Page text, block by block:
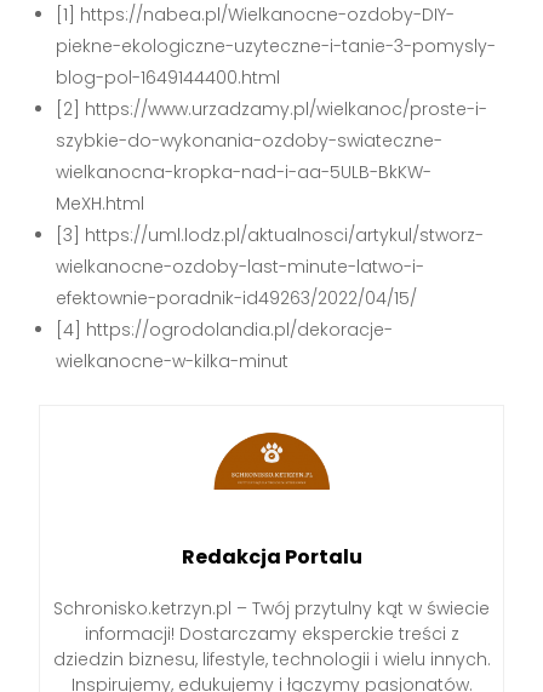
[1] https://nabea.pl/Wielkanocne-ozdoby-DIY-
piekne-ekologiczne-uzyteczne-i-tanie-3-pomysly-
blog-pol-1649144400.html
[2] https://www.urzadzamy.pl/wielkanoc/proste-i-
szybkie-do-wykonania-ozdoby-swiateczne-
wielkanocna-kropka-nad-i-aa-5ULB-BkKW-
MeXH.html
[3] https://uml.lodz.pl/aktualnosci/artykul/stworz-
wielkanocne-ozdoby-last-minute-latwo-i-
efektownie-poradnik-id49263/2022/04/15/
[4] https://ogrodolandia.pl/dekoracje-
wielkanocne-w-kilka-minut
Redakcja Portalu
Schronisko.ketrzyn.pl – Twój przytulny kąt w świecie
informacji! Dostarczamy eksperckie treści z
dziedzin biznesu, lifestyle, technologii i wielu innych.
Inspirujemy, edukujemy i łączymy pasjonatów.